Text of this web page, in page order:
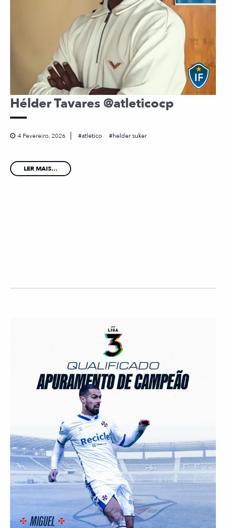
Hélder Tavares @atleticocp
4 Fevereiro, 2026 atletico helder suker
LER MAIS...